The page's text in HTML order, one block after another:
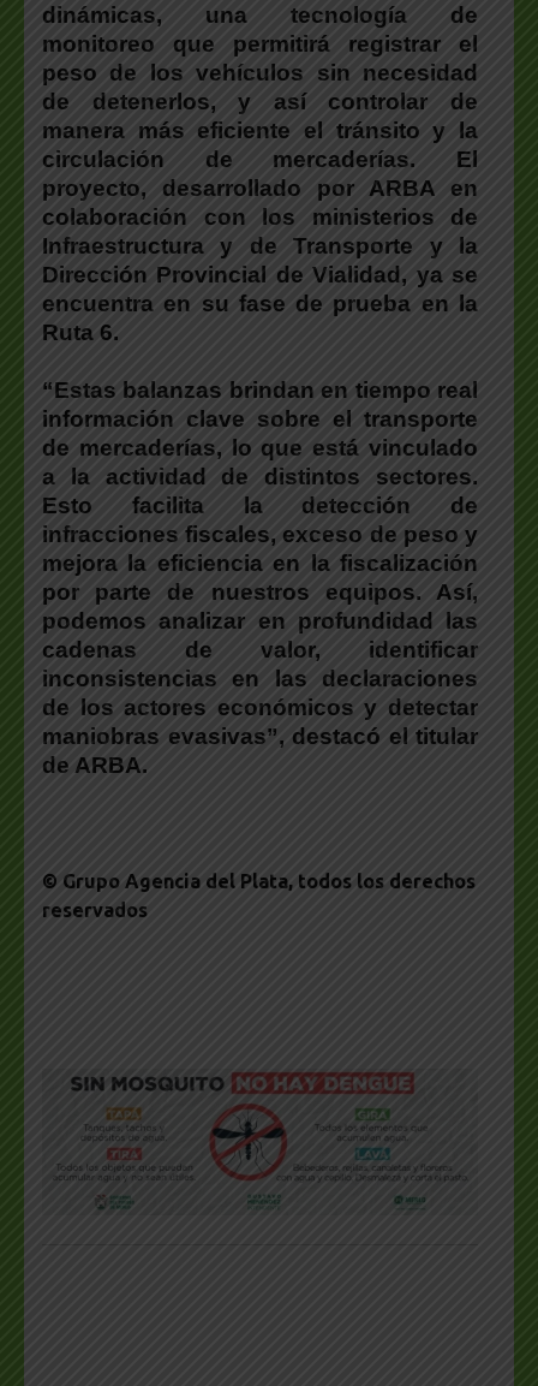
dinámicas, una tecnología de
monitoreo que permitirá registrar el
peso de los vehículos sin necesidad
de detenerlos, y así controlar de
manera más eficiente el tránsito y la
circulación de mercaderías. El
proyecto, desarrollado por ARBA en
colaboración con los ministerios de
Infraestructura y de Transporte y la
Dirección Provincial de Vialidad, ya se
encuentra en su fase de prueba en la
Ruta 6.
“Estas balanzas brindan en tiempo real
información clave sobre el transporte
de mercaderías, lo que está vinculado
a la actividad de distintos sectores.
Esto facilita la detección de
infracciones fiscales, exceso de peso y
mejora la eficiencia en la fiscalización
por parte de nuestros equipos. Así,
podemos analizar en profundidad las
cadenas de valor, identificar
inconsistencias en las declaraciones
de los actores económicos y detectar
maniobras evasivas”, destacó el titular
de ARBA.
© Grupo Agencia del Plata, todos los derechos
reservados